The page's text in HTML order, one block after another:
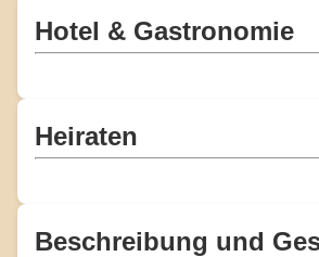
Hotel & Gastronomie
Heiraten
Beschreibung und